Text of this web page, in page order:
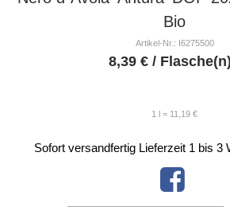
Bio
Artikel-Nr.: I6275500
8,39 €/
1 l = 11,19 €
Sofort versandfertig Lieferzeit 1 bis 3